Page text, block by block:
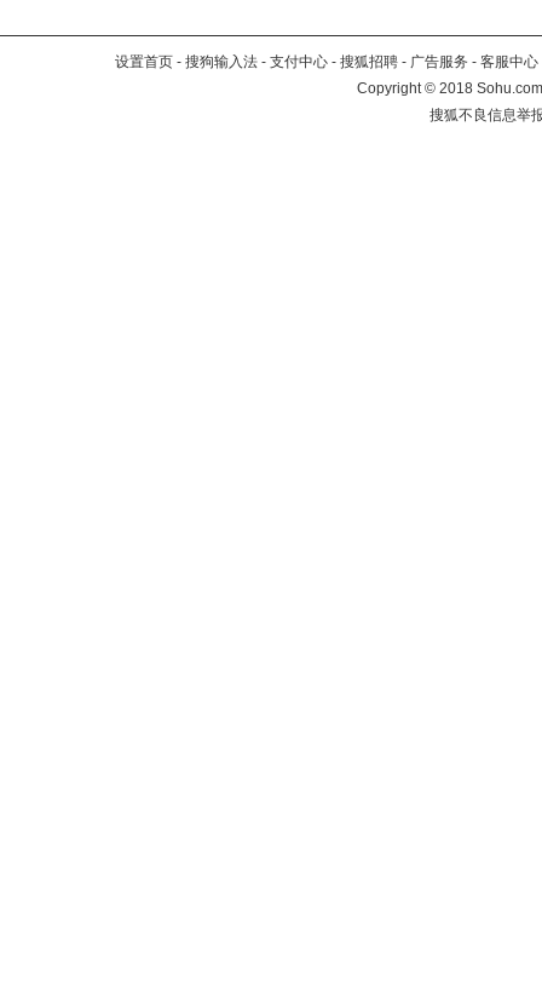
设置首页 - 搜狗输入法 - 支付中心 - 搜狐招聘 - 广告服务 - 客服中心
Copyright©2018
搜狐不良信息举